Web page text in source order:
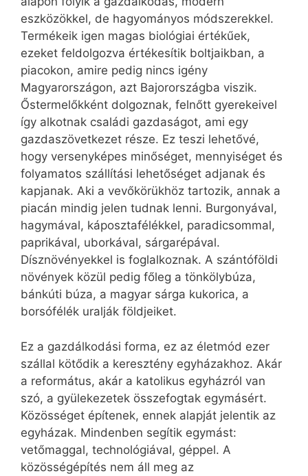
eszközökkel, de hagyományos módszerekkel.
Termékeik igen magas biológiai értékűek,
ezeket feldolgozva értékesítik boltjaikban, a
piacokon, amire pedig nincs igény
Magyarországon, azt Bajorországba viszik.
Őstermelőkként dolgoznak, felnőtt gyerekeivel
így alkotnak családi gazdaságot, ami egy
gazdaszövetkezet része. Ez teszi lehetővé,
hogy versenyképes minőséget, mennyiséget és
folyamatos szállítási lehetőséget adjanak és
kapjanak. Aki a vevőkörükhöz tartozik, annak a
piacán mindig jelen tudnak lenni. Burgonyával,
hagymával, káposztafélékkel, paradicsommal,
paprikával, uborkával, sárgarépával.
Dísznövényekkel is foglalkoznak. A szántóföldi
növények közül pedig főleg a tönkölybúza,
bánkúti búza, a magyar sárga kukorica, a
borsófélék uralják földjeiket.
Ez a gazdálkodási forma, ez az életmód ezer
szállal kötődik a keresztény egyházakhoz. Akár
a református, akár a katolikus egyházról van
szó, a gyülekezetek összefogtak egymásért.
Közösséget építenek, ennek alapját jelentik az
egyházak. Mindenben segítik egymást:
vetőmaggal, technológiával, géppel. A
közösségépítés nem áll meg az